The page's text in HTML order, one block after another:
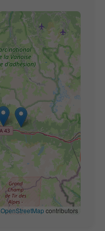
OpenStreetMapcontributors